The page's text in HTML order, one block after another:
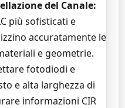
del Canale:
più sofisticati e
accuratamente le
e geometrie.
fotodiodi e
e alta larghezza di
informazioni CIR